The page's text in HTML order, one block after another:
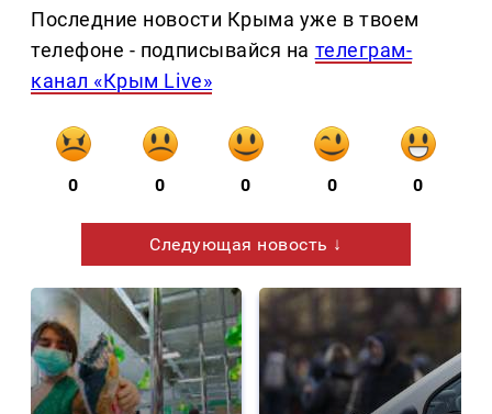
Последние новости Крыма уже в твоем
телефоне - подписывайся на телеграм-
канал «Крым Live»
0 0 0 0 0
Следующая новость ↓